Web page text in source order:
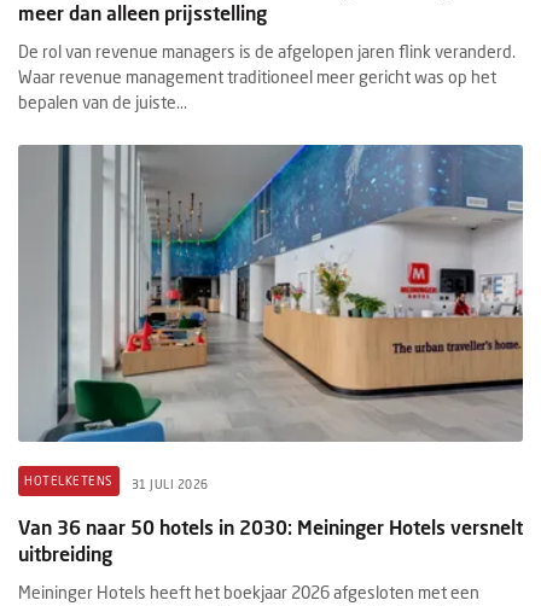
meer dan alleen prijsstelling
De rol van revenue managers is de afgelopen jaren flink veranderd.
Waar revenue management traditioneel meer gericht was op het
bepalen van de juiste...
HOTELKETENS 31 JULI 2026
Van 36 naar 50 hotels in 2030: Meininger Hotels versnelt
uitbreiding
Meininger Hotels heeft het boekjaar 2026 afgesloten met een